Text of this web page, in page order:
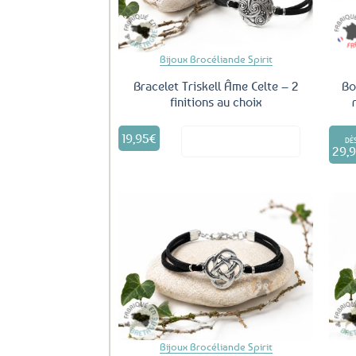
Bijoux Brocéliande Spirit
Bracelet Triskell Âme Celte – 2
finitions au choix
19,95€
Ce
peuvent
être
choisies
sur
la
page
du
produit
Ajouter
aux
favoris
Bijoux Brocéliande Spirit